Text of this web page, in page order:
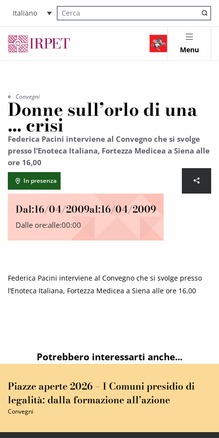
Italiano
Cerca nel sito
Menu
Convegni
Donne sull’orlo di una
… crisi
Federica Pacini interviene al Convegno che si svolge
presso l’Enoteca Italiana, Fortezza Medicea a Siena alle
ore 16,00
In presenza
Dal:16/04/2009al:16/04/2009
Dalle ore:alle:00:00
Federica Pacini interviene al Convegno che si svolge presso
l’Enoteca Italiana, Fortezza Medicea a Siena alle ore 16,00
Potrebbero interessarti anche...
Piazze aperte 2026 – I Comuni presidio di
legalità: dalla formazione all’azione
Convegni